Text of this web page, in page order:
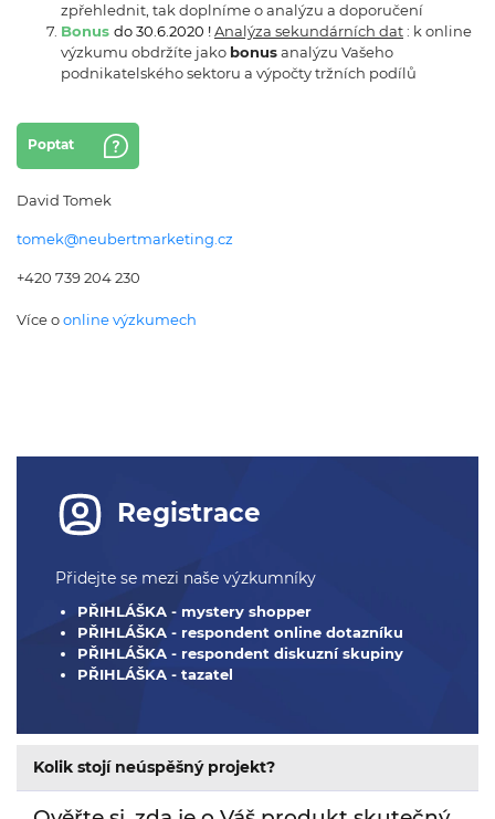
zpřehlednit, tak doplníme o analýzu a doporučení
Bonus do 30.6.2020 !Analýza sekundárních dat: k online
výzkumu obdržíte jako bonusanalýzu Vašeho
podnikatelského sektoru a výpočty tržních podílů
Poptat
David Tomek
tomek@neubertmarketing.cz
+420 739 204 230
Více oonline výzkumech
Registrace
Přidejte se mezi naše výzkumníky
PŘIHLÁŠKA - mystery shopper
PŘIHLÁŠKA - respondent online dotazníku
PŘIHLÁŠKA - respondent diskuzní skupiny
PŘIHLÁŠKA - tazatel
Kolik stojí neúspěšný projekt?